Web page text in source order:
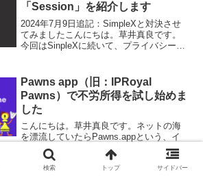
「Session」を紹介します
2024年7月9日追記：SimpleXと対決させ
てみましたこんにちは。草井真良です。
今回はSinpleXに続いて、プライバシーの
す。上記リンクがSinpleXの解...
Pawns app（旧：IPRoyal
Pawns）で不労所得を試し始めま
した
こんにちは。草井真良です。ネットの海
を漂流していたらPawns.appという、イ
ンストールしてずっと動かすだけでお金
がたまるツールを発見しました。説明は
下記に譲るとして、上記リンクを踏んで
検索 トップ サイドバー